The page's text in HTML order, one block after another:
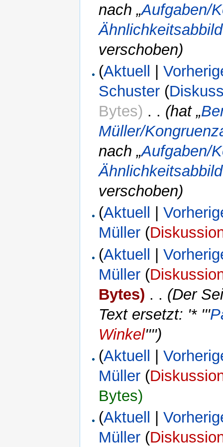
nach „Aufgaben/
verschoben)
(Aktuell |
Schuster (
Bytes) . . (hat „
Müller/
nach „Aufgaben/
verschoben)
(Aktuell |
Müller (
(Aktuell |
Müller (
Bytes) . . (Der
Text ersetzt: '* '''
Winkel'''')
(Aktuell |
Müller (
Bytes)
(Aktuell |
Müller (